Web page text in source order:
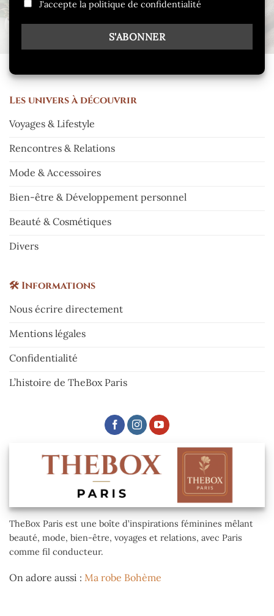
J'accepte la politique de confidentialité
Les univers à découvrir
Voyages & Lifestyle
Rencontres & Relations
Mode & Accessoires
Bien-être & Développement personnel
Beauté & Cosmétiques
Divers
🛠️ Informations
Nous écrire directement
Mentions légales
Confidentialité
L’histoire de TheBox Paris
TheBox Paris est une boîte d’inspirations féminines mêlant
beauté, mode, bien-être, voyages et relations, avec Paris
comme fil conducteur.
On adore aussi : Ma robe Bohème